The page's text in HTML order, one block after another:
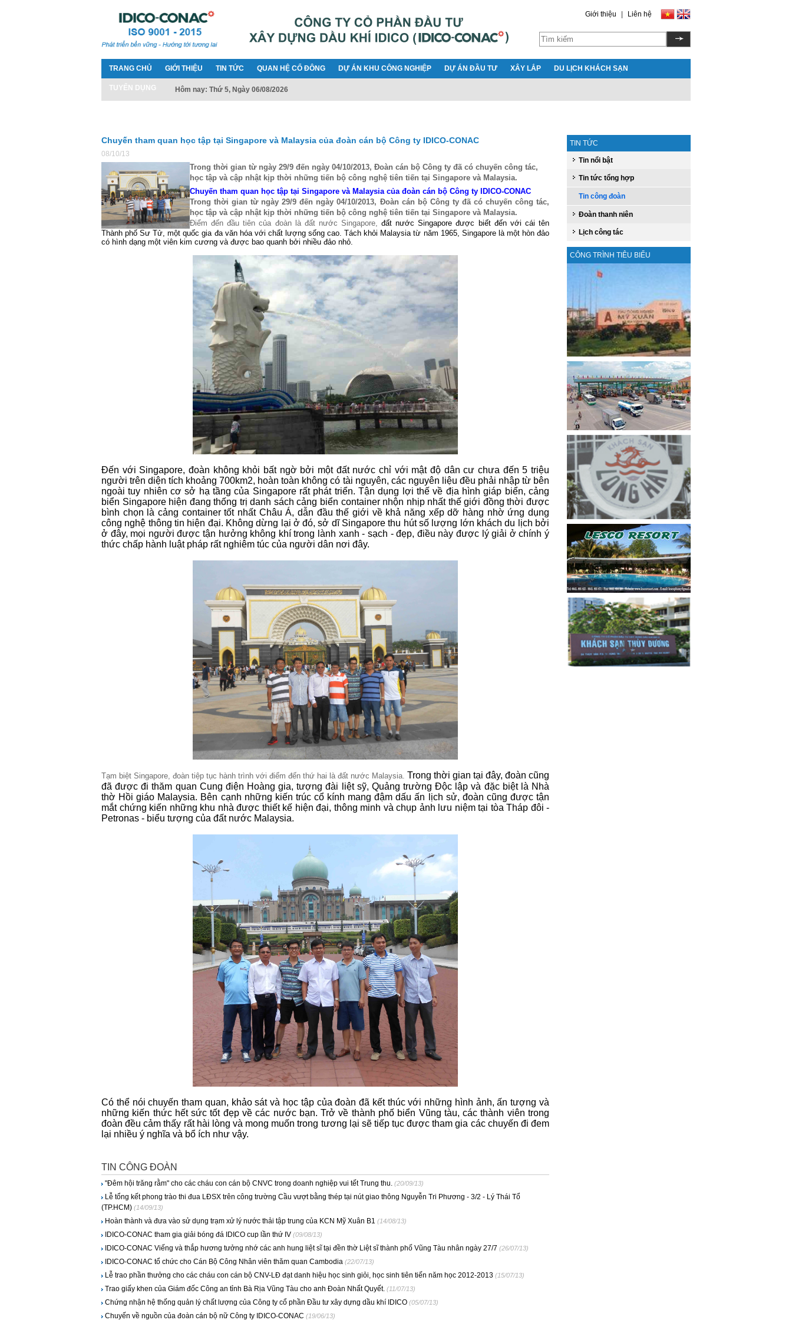
Giới thiệu Liên hệ
TRANG CHỦ GIỚI THIỆU TIN TỨC QUAN HỆ CỔ ĐÔNG DỰ ÁN KHU CÔNG NGHIỆP DỰ ÁN ĐẦU TƯ XÂY LẮP DU LỊCH KHÁCH SẠN
TUYỂN DỤNG Hôm nay: Thứ 5, Ngày 06/08/2026
Chuyến tham quan học tập tại Singapore và Malaysia của đoàn cán bộ Công ty IDICO-CONAC
08/10/13
Trong thời gian từ ngày 29/9 đến ngày 04/10/2013, Đoàn cán bộ Công ty đã có chuyến công tác,
học tập và cập nhật kịp thời những tiến bộ công nghệ tiên tiến tại Singapore và Malaysia.
Chuyến tham quan học tập tại Singapore và Malaysia của đoàn cán bộ Công ty IDICO-CONAC
Trong thời gian từ ngày 29/9 đến ngày 04/10/2013, Đoàn cán bộ Công ty đã có chuyến công tác,
học tập và cập nhật kịp thời những tiến bộ công nghệ tiên tiến tại Singapore và Malaysia.
Điểm đến đầu tiên của đoàn là đất nước Singapore,đất nước Singapore được biết đến với cái tên
Thành phố Sư Tử, một quốc gia đa văn hóa với chất lượng sống cao. Tách khỏi Malaysia từ năm 1965, Singapore là một hòn đảo
có hình dạng một viên kim cương và được bao quanh bởi nhiều đảo nhỏ.
Đến với Singapore, đoàn không khỏi bất ngờ bởi một đất nước chỉ với mật độ dân cư chưa đến 5 triệu
người trên diện tích khoảng 700km2, hoàn toàn không có tài nguyên, các nguyên liệu đều phải nhập từ bên
ngoài tuy nhiên cơ sở hạ tầng của Singapore rất phát triển. Tận dụng lợi thế về địa hình giáp biển, cảng
biển Singapore hiện đang thống trị danh sách cảng biển container nhộn nhịp nhất thế giới đồng thời được
bình chọn là cảng container tốt nhất Châu Á, dẫn đầu thế giới về khả năng xếp dỡ hàng nhờ ứng dụng
công nghệ thông tin hiện đại. Không dừng lại ở đó, sở dĩ Singapore thu hút số lượng lớn khách du lịch bởi
ở đây, mọi người được tận hưởng không khí trong lành xanh - sạch - đẹp, điều này được lý giải ở chính ý
thức chấp hành luật pháp rất nghiêm túc của người dân nơi đây.
Tạm biệt Singapore, đoàn tiệp tục hành trình với điểm đến thứ hai là đất nước Malaysia. Trong thời gian tại đây, đoàn cũng
đã được đi thăm quan Cung điện Hoàng gia, tượng đài liệt sỹ, Quảng trường Độc lập và đặc biệt là Nhà
thờ Hồi giáo Malaysia. Bên cạnh những kiến trúc cổ kính mang đậm dấu ấn lịch sử, đoàn cũng được tận
mắt chứng kiến những khu nhà được thiết kế hiện đại, thông minh và chụp ảnh lưu niệm tại tòa Tháp đôi -
Petronas - biểu tượng của đất nước Malaysia.
Có thể nói chuyến tham quan, khảo sát và học tập của đoàn đã kết thúc với những hình ảnh, ấn tượng và
những kiến thức hết sức tốt đẹp về các nước bạn. Trở về thành phố biển Vũng tàu, các thành viên trong
đoàn đều cảm thấy rất hài lòng và mong muốn trong tương lại sẽ tiếp tục được tham gia các chuyến đi đem
lại nhiều ý nghĩa và bổ ích như vậy.
TIN CÔNG ĐOÀN
"Đêm hội trăng rằm" cho các cháu con cán bộ CNVC trong doanh nghiệp vui tết Trung thu. (20/09/13)
Lễ tổng kết phong trào thi đua LĐSX trên công trường Cầu vượt bằng thép tại nút giao thông Nguyễn Tri Phương - 3/2 - Lý Thái Tổ
(TP.HCM) (14/09/13)
Hoàn thành và đưa vào sử dụng trạm xử lý nước thải tập trung của KCN Mỹ Xuân B1 (14/08/13)
IDICO-CONAC tham gia giải bóng đá IDICO cup lần thứ IV (09/08/13)
IDICO-CONAC Viếng và thắp hương tưởng nhớ các anh hung liệt sĩ tại đền thờ Liệt sĩ thành phố Vũng Tàu nhân ngày 27/7 (26/07/13)
IDICO-CONAC tổ chức cho Cán Bộ Công Nhân viên thăm quan Cambodia (22/07/13)
Lễ trao phần thưởng cho các cháu con cán bộ CNV-LĐ đạt danh hiệu học sinh giỏi, học sinh tiên tiến năm học 2012-2013 (15/07/13)
Trao giấy khen của Giám đốc Công an tỉnh Bà Rịa Vũng Tàu cho anh Đoàn Nhất Quyết. (11/07/13)
Chứng nhận hệ thống quản lý chất lượng của Công ty cổ phần Đầu tư xây dựng dầu khí IDICO (05/07/13)
Chuyến về nguồn của đoàn cán bộ nữ Công ty IDICO-CONAC (19/06/13)
TIN TỨC
Tin nổi bật
Tin tức tổng hợp
Tin công đoàn
Đoàn thanh niên
Lịch công tác
CÔNG TRÌNH TIÊU BIỂU